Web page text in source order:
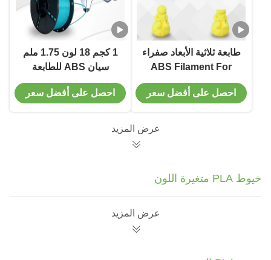
طابعة ثلاثية الأبعاد صفراء
ABS Filament For
Industry Printing
Temperature 170-
احصل على أفضل سعر
1 كجم 18 لون 1.75 ملم
سيان ABS للطابعة
المكتبية باستخدام
تكنولوجيا تشكيل FDM
احصل على أفضل سعر
عرض المزيد
خيوط PLA متغيرة اللون
عرض المزيد